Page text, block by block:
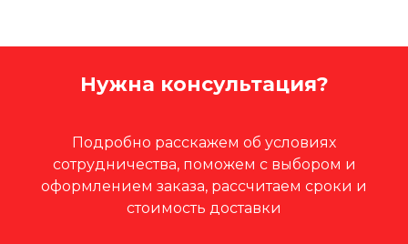
Нужна консультация?
Подробно расскажем об условиях
сотрудничества, поможем с выбором и
оформлением заказа, рассчитаем сроки и
стоимость доставки